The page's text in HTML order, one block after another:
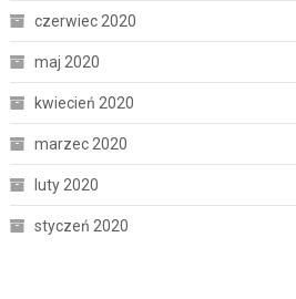
czerwiec 2020
maj 2020
kwiecień 2020
marzec 2020
luty 2020
styczeń 2020